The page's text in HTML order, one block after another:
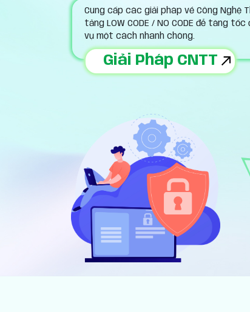
Cung cấp các giải pháp về Công Nghệ
tảng LOW CODE / NO CODE để tăng
vụ một cách nhanh chóng.
Giải Pháp CNTT